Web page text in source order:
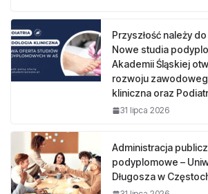
Przyszłość należy
Nowe studia
Akademii Śląskiej
rozwoju
kliniczna oraz
31 lipca 2026
Administracja
podyplomowe –
Długosza w